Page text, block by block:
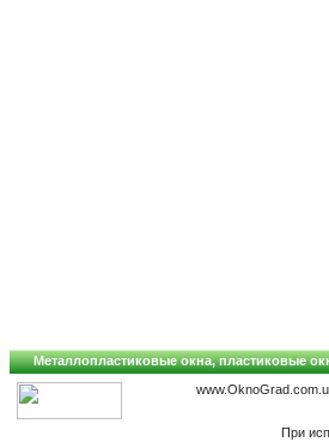
Металлопластиковые окна, пластиковые
При